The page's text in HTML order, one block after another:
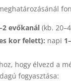
evőkanál (kb.
kor felett): napi
hogy élvezd a
fogyasztása: